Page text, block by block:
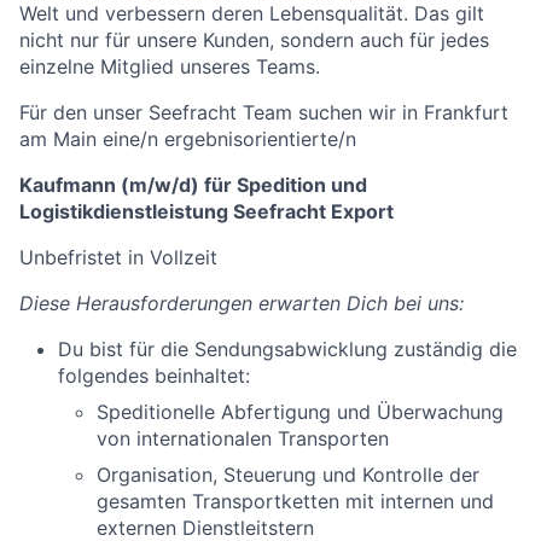
Welt und verbessern deren Lebensqualität. Das gilt
nicht nur für unsere Kunden, sondern auch für jedes
einzelne Mitglied unseres Teams.
Für den unser Seefracht Team suchen wir in Frankfurt
am Main eine/n ergebnisorientierte/n
Kaufmann (m/w/d) für Spedition und
Logistikdienstleistung Seefracht Export
Unbefristet in Vollzeit
Diese Herausforderungen erwarten Dich bei uns:
Du bist für die Sendungsabwicklung zuständig die
folgendes beinhaltet:
Speditionelle Abfertigung und Überwachung
von internationalen Transporten
Organisation, Steuerung und Kontrolle der
gesamten Transportketten mit internen und
externen Dienstleitstern